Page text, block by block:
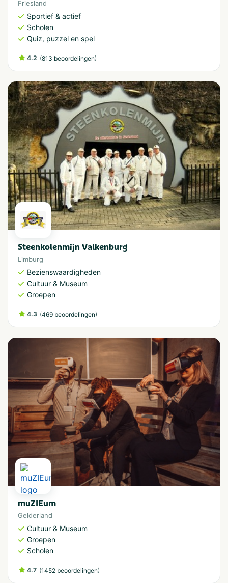
Friesland
Sportief & actief
Scholen
Quiz, puzzel en spel
4.2 (813 beoordelingen)
Steenkolenmijn Valkenburg
Limburg
Bezienswaardigheden
Cultuur & Museum
Groepen
4.3 (469 beoordelingen)
muZIEum
Gelderland
Cultuur & Museum
Groepen
Scholen
4.7 (1452 beoordelingen)